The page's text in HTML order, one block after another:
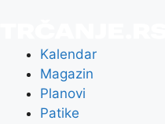
Kalendar
Magazin
Planovi
Patike